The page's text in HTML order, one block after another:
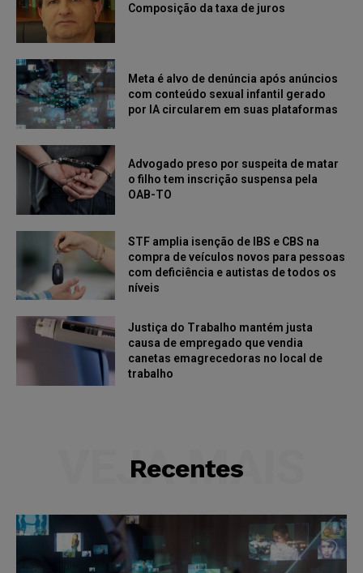
Composição da taxa de juros
Meta é alvo de denúncia após anúncios
com conteúdo sexual infantil gerado
por IA circularem em suas plataformas
Advogado preso por suspeita de matar
o filho tem inscrição suspensa pela
OAB-TO
STF amplia isenção de IBS e CBS na
compra de veículos novos para pessoas
com deficiência e autistas de todos os
níveis
Justiça do Trabalho mantém justa
causa de empregado que vendia
canetas emagrecedoras no local de
trabalho
Recentes
VEJA MAIS